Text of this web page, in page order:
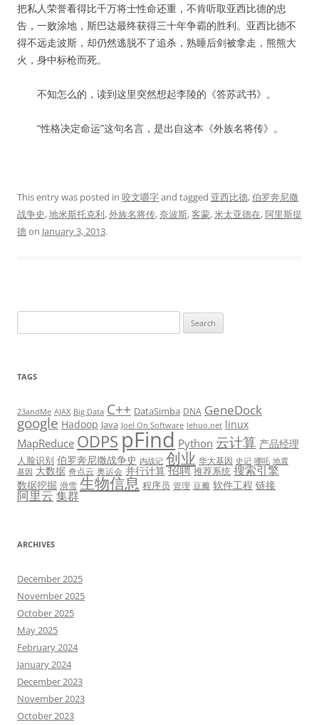
把私人荣誉看得比千万将士性命还重，不肯听取亚西比德的忠
告，一败涂地，斯巴达最终获得三十年争霸的胜利。亚西比德不
得不远走波斯，却仍然逃脱不了追杀，熟睡后剑被拿走，熊熊大
火，身中标枪而死。
不知怎么的，读到这里突然想起李陵的《答苏武书》。
“性格决定命运”这句名言，是出自这本《外族名将传》。
This entry was posted in 咬文嚼字and tagged 亚西比德,伯罗奔尼撒
战争史,地米斯托克利,外族名将传,奈波斯,客蒙,米太亚德在,阿里斯提
德on January 3, 2013.
for:
TAGS
23andMe AJAX Big Data C++ DataSimba DNA GeneDock
google Hadoop Java Joel On Software lehuo.net linux
MapReduce ODPS pFind Python 云计算 产品经理
人脸识别 伯罗奔尼撒战争史 内战记 创业 华大基因 史记 哪吒 地震
基因 大数据 奇点云 奥运会 并行计算 招聘 推荐系统 搜索引擎
数据挖掘 滑雪 生物信息 程序员 管理 豆瓣 软件工程 链接
阿里云集群
ARCHIVES
December 2025
November 2025
October 2025
May 2025
February 2024
January 2024
December 2023
November 2023
October 2023